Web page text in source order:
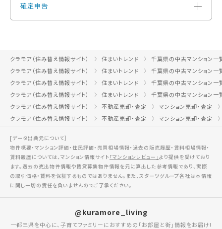
確定申告
クラモア（住み替え情報サイト） 住まいトレンド
千葉県の中古マンション一
クラモア（住み替え情報サイト）
住まいトレンド
千葉県の中古マンション一
クラモア（住み替え情報サイト）
住まいトレンド
千葉県の中古マンション一
クラモア（住み替え情報サイト）
住まいトレンド
千葉県の中古マンション一
クラモア（住み替え情報サイト）
不動産売却・査定
マンション売却・査定
クラモア（住み替え情報サイト）
不動産売却・査定 マンション売却・査定
[データ出典元について］
物件概要・マンション評価・住民評価・売買相場情報・過去の販売履歴・賃料相場情報・
賃料履歴については、マンション情報サイト「マンションレビュー」より提供を受けており
ます。過去の売出物件情報や賃貸募集物件情報を元に算出した参考情報であり、実際
の取引価格・賃料を保証するものではありません。また、スターツグループ各社は本情報
に関し一切の責任を負いませんのでご了承ください。
@kuramore_living
一都三県を中心に、子育てファミリーにおすすめの「お部屋と街」情報をお届け!